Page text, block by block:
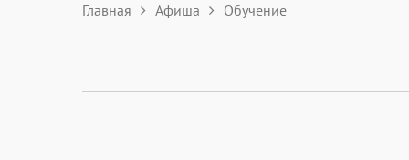
Главная Афиша Обучение